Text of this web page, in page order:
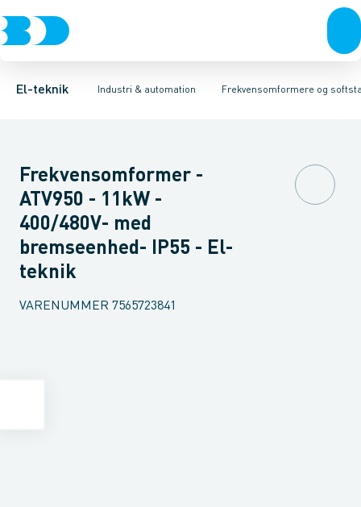
El-teknik Industri & automation
Afbrydere, stikkontakter & lampeudtagForgreningsmateriel
Frekvensomformere og
Industristiksystemer Frekvensomformere og softstartere
Frekvensomformer =˂1 kVFilter for lavspændingSoft Starter
Frekvensomformer -
ATV950 - 11kW -
400/480V- med
bremseenhed- IP55 - El-
teknik
VARENUMMER 7565723841